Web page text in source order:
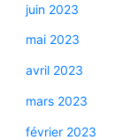
juin 2023
mai 2023
avril 2023
mars 2023
février 2023